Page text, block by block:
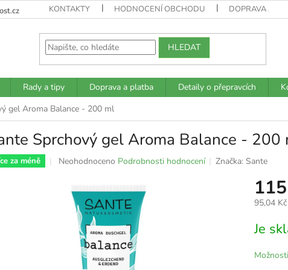
KONTAKTY HODNOCENÍ OBCHODU DOPRAVA A
HLEDAT
Rady a tipy Doprava a platba Detaily o přepravcích
gel Aroma Balance - 200 ml
Sprchový gel Aroma Balance - 200
za méně
Průměrné
hvězdiček.
Neohodnoceno Podrobnosti hodnocení Značka: Sante
95,04
cena:
Je